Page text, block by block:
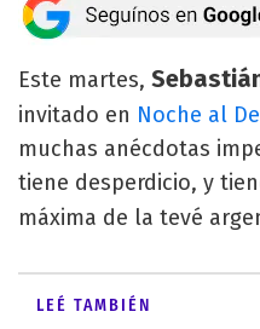
Este martes,
invitado en Noche al
muchas anécdotas
tiene desperdicio, y
máxima de la tevé
LEÉ TAMBIÉN